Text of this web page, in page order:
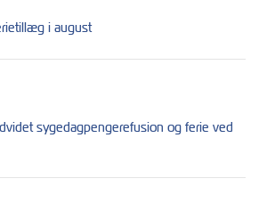
i august
sygedagpengerefusion og ferie ved